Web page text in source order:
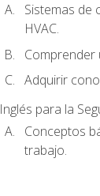
Sistemas de
HVAC.
Comprender
Adquirir
Inglés para la
Conceptos
trabajo.